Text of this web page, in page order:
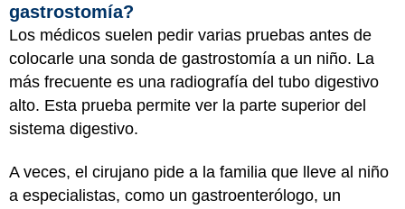
gastrostomía?
Los médicos suelen pedir varias pruebas antes de
colocarle una sonda de gastrostomía a un niño. La
más frecuente es una radiografía del tubo digestivo
alto. Esta prueba permite ver la parte superior del
sistema digestivo.
A veces, el cirujano pide a la familia que lleve al niño
a especialistas, como un gastroenterólogo, un